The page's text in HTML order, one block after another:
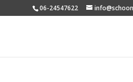
06-24547622